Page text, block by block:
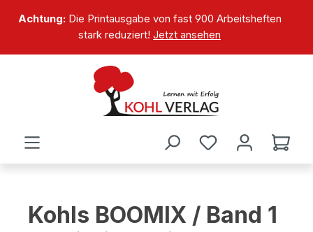
springen
Achtung:Die Printausgabe von fast 900 Arbeitsheften
stark reduziert! Jetzt ansehen
Kohls BOOMIX / Band 1